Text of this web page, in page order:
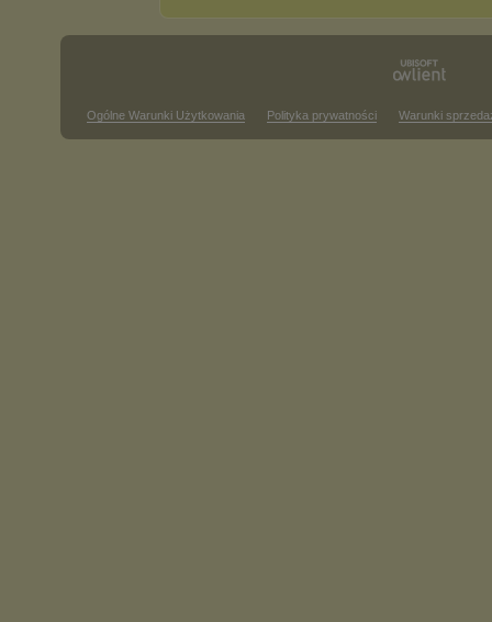
Ogólne Warunki Użytkowania Polityka prywatności Warunki